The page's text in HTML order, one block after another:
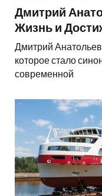
Дмитрий
Жизнь и
Дмитрий
которое стало
современной